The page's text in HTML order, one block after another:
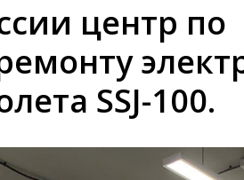
центр по
SSJ-100.